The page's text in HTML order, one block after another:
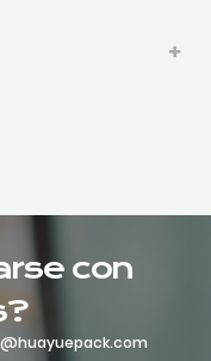
con